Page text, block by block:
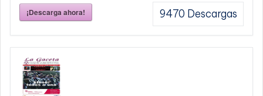
¡Descarga ahora! 9470 Descargas